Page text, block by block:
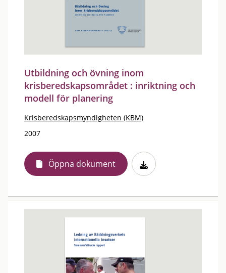
Utbildning och övning inom
krisberedskapsområdet : inriktning och
modell för planering
Krisberedskapsmyndigheten (KBM)
2007
Öppna dokument